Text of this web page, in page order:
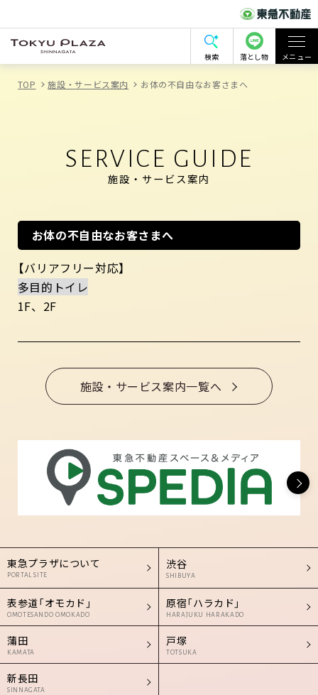
検索 落とし物 メニュー
TOP 施設・サービス案内 お体の不自由なお客さまへ
SERVICE GUIDE
施設・サービス案内
お体の不自由なお客さまへ
【バリアフリー対応】
多目的トイレ
1F、2F
施設・サービス案内一覧へ
東急プラザについて
PORTAL SITE
渋谷
SHIBUYA
表参道「オモカド」
OMOTESANDO OMOKADO
原宿「ハラカド」
HARAJUKU HARAKADO
蒲田
KAMATA
戸塚
TOTSUKA
新長田
SINNAGATA